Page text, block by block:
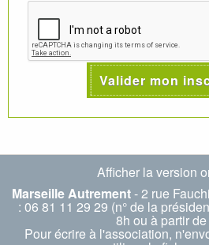
Valider mon
Afficher la version
Marseille Autrement- 2 rue
: 06 81 11 29 29 (n° de la
8h ou à partir
Pour écrire à l'association,